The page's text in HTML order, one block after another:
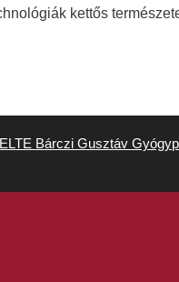
kettős
ELTE Bárczi Gusztáv